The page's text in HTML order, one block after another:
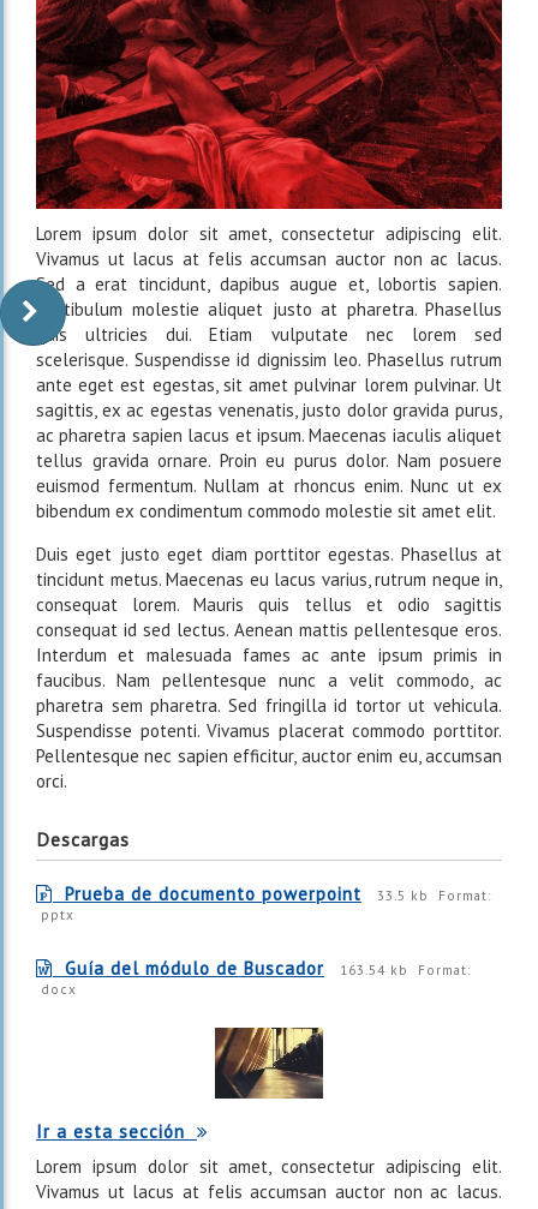
Lorem ipsum dolor sit amet, consectetur adipiscing elit.
Vivamus ut lacus at felis accumsan auctor non ac lacus.
Sed a erat tincidunt, dapibus augue et, lobortis sapien.
Vestibulum molestie aliquet justo at pharetra. Phasellus
quis ultricies dui. Etiam vulputate nec lorem sed
scelerisque. Suspendisse id dignissim leo. Phasellus rutrum
ante eget est egestas, sit amet pulvinar lorem pulvinar. Ut
sagittis, ex ac egestas venenatis, justo dolor gravida purus,
ac pharetra sapien lacus et ipsum. Maecenas iaculis aliquet
tellus gravida ornare. Proin eu purus dolor. Nam posuere
euismod fermentum. Nullam at rhoncus enim. Nunc ut ex
bibendum ex condimentum commodo molestie sit amet elit.
Duis eget justo eget diam porttitor egestas. Phasellus at
tincidunt metus. Maecenas eu lacus varius, rutrum neque in,
consequat lorem. Mauris quis tellus et odio sagittis
consequat id sed lectus. Aenean mattis pellentesque eros.
Interdum et malesuada fames ac ante ipsum primis in
faucibus. Nam pellentesque nunc a velit commodo, ac
pharetra sem pharetra. Sed fringilla id tortor ut vehicula.
Suspendisse potenti. Vivamus placerat commodo porttitor.
Pellentesque nec sapien efficitur, auctor enim eu, accumsan
orci.
Descargas
Prueba de documento powerpoint 33.5 kb
Format:
pptx
Guía del módulo de Buscador 163.54 kb
Format:
docx
Ir a esta sección
Lorem ipsum dolor sit amet, consectetur adipiscing elit.
Vivamus ut lacus at felis accumsan auctor non ac lacus.